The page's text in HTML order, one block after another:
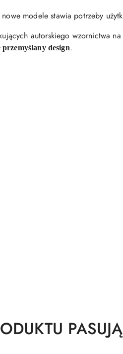
modele stawia potrzeby
autorskiego wzornictwa
design.
PASUJĄ